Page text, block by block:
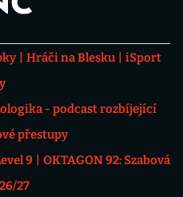
Hráči na Blesku
iSport
- podcast rozbíjející
přestupy
9
OKTAGON 92: Szabová
27